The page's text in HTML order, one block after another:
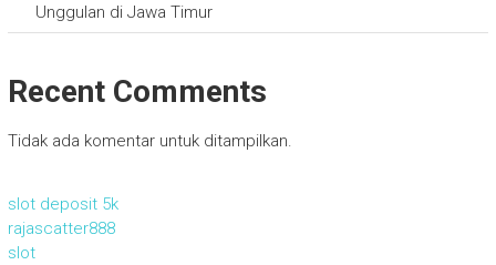
Unggulan di Jawa Timur
Recent Comments
Tidak ada komentar untuk ditampilkan.
slot deposit 5k
rajascatter888
slot